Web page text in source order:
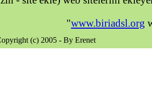
"www.biriadsl.org
(c) 2005 - By Erenet